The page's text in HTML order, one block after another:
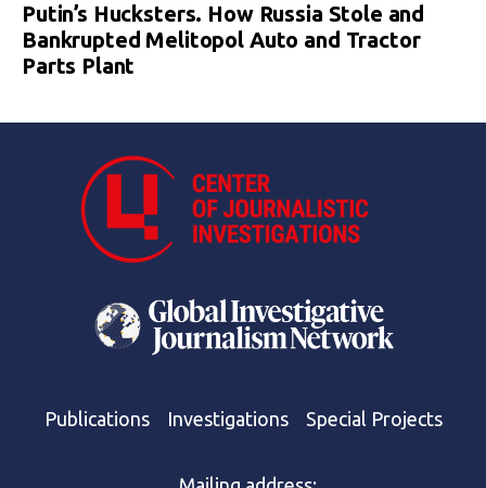
Putin’s Hucksters. How Russia Stole and
Bankrupted Melitopol Auto and Tractor
Parts Plant
Publications Investigations Special Projects